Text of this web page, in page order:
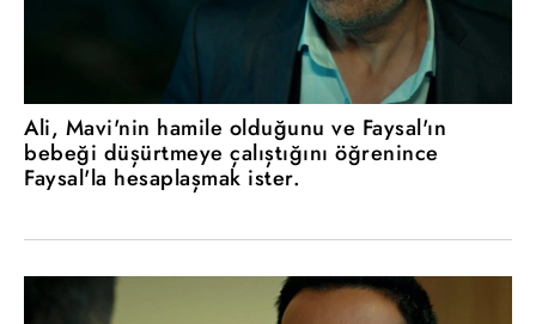
Ali, Mavi'nin hamile olduğunu ve Faysal'ın
bebeği düşürtmeye çalıştığını öğrenince
Faysal'la hesaplaşmak ister.